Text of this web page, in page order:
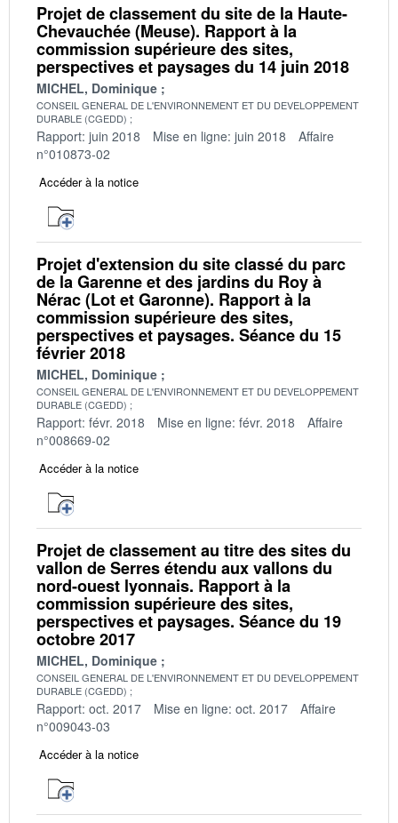
Projet de classement du site de la Haute-
Chevauchée (Meuse). Rapport à la
commission supérieure des sites,
perspectives et paysages du 14 juin 2018
MICHEL, Dominique
CONSEIL GENERAL DE L'ENVIRONNEMENT ET DU DEVELOPPEMENT
DURABLE (CGEDD)
Rapport: juin 2018 Mise en ligne: juin 2018
Affaire
n°010873-02
Accéder à la notice
Projet d'extension du site classé du parc
de la Garenne et des jardins du Roy à
Nérac (Lot et Garonne). Rapport à la
commission supérieure des sites,
perspectives et paysages. Séance du 15
février 2018
MICHEL, Dominique
CONSEIL GENERAL DE L'ENVIRONNEMENT ET DU DEVELOPPEMENT
DURABLE (CGEDD)
Rapport: févr. 2018 Mise en ligne: févr. 2018
Affaire
n°008669-02
Accéder à la notice
Projet de classement au titre des sites du
vallon de Serres étendu aux vallons du
nord-ouest lyonnais. Rapport à la
commission supérieure des sites,
perspectives et paysages. Séance du 19
octobre 2017
MICHEL, Dominique
CONSEIL GENERAL DE L'ENVIRONNEMENT ET DU DEVELOPPEMENT
DURABLE (CGEDD)
Rapport: oct. 2017 Mise en ligne: oct. 2017
Affaire
n°009043-03
Accéder à la notice